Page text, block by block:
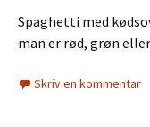
Spaghetti med
man er rød, grøn
Skriv en kommentar